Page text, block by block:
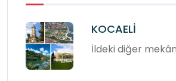
KOCAELİ
İldeki diğer